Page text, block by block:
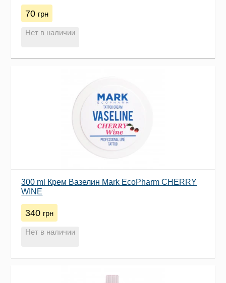
70 грн
Нет в наличии
300 ml Крем Вазелин Mark EcoPharm CHERRY
WINE
340 грн
Нет в наличии